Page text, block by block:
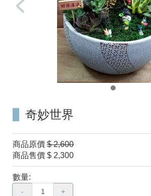
奇妙世界
商品原價 $ 2,600
商品售價 $ 2,300
數量:
- +